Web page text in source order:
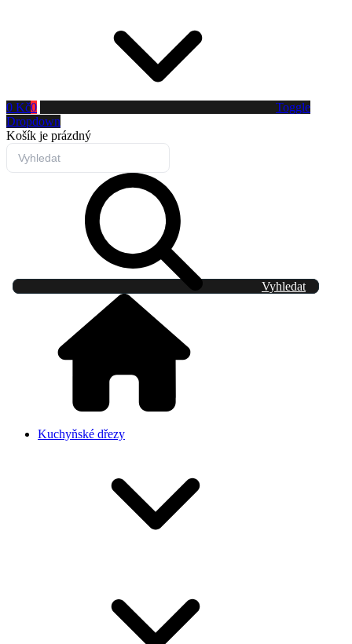
0 Kč0
Toggle
Dropdown
Košík je prázdný
Vyhledat
Kuchyňské dřezy